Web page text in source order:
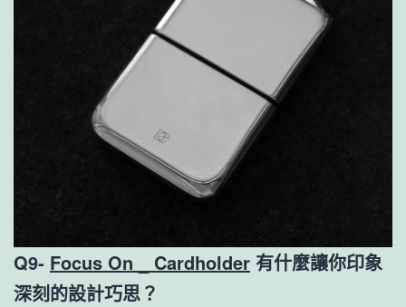
Q9- Focus On _ Cardholder 有什麼讓你印象
深刻的設計巧思？